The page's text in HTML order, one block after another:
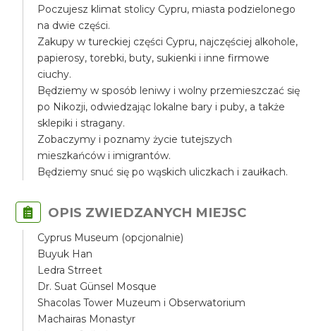
Poczujesz klimat stolicy Cypru, miasta podzielonego
na dwie części.
Zakupy w tureckiej części Cypru, najczęściej alkohole,
papierosy, torebki, buty, sukienki i inne firmowe
ciuchy.
Będziemy w sposób leniwy i wolny przemieszczać się
po Nikozji, odwiedzając lokalne bary i puby, a także
sklepiki i stragany.
Zobaczymy i poznamy życie tutejszych
mieszkańców i imigrantów.
Będziemy snuć się po wąskich uliczkach i zaułkach.
OPIS ZWIEDZANYCH MIEJSC
Cyprus Museum (opcjonalnie)
Buyuk Han
Ledra Strreet
Dr. Suat Günsel Mosque
Shacolas Tower Muzeum i Obserwatorium
Machairas Monastyr